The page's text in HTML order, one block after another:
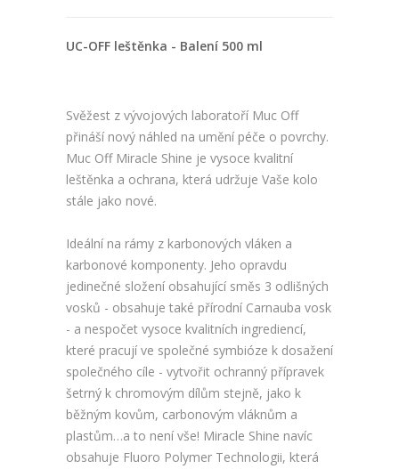
UC-OFF leštěnka - Balení 500 ml
Svěžest z vývojových laboratoří Muc Off
přináší nový náhled na umění péče o povrchy.
Muc Off Miracle Shine je vysoce kvalitní
leštěnka a ochrana, která udržuje Vaše kolo
stále jako nové.
Ideální na rámy z karbonových vláken a
karbonové komponenty. Jeho opravdu
jedinečné složení obsahující směs 3 odlišných
vosků - obsahuje také přírodní Carnauba vosk
- a nespočet vysoce kvalitních ingrediencí,
které pracují ve společné symbióze k dosažení
společného cíle - vytvořit ochranný přípravek
šetrný k chromovým dílům stejně, jako k
běžným kovům, carbonovým vláknům a
plastům…a to není vše! Miracle Shine navíc
obsahuje Fluoro Polymer Technologii, která